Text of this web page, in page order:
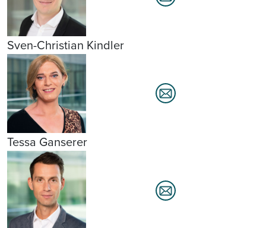
Sven-Christian Kindler
Tessa Ganserer